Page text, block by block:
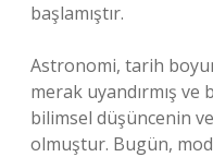
başlamıştır.
Astronomi, tarih
merak uyandırmış
bilimsel düşüncenin
olmuştur. Bugün,